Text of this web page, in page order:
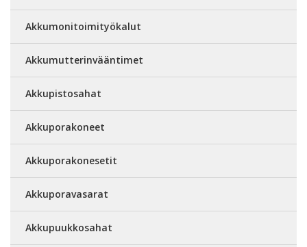
Akkumonitoimityökalut
Akkumutterinvääntimet
Akkupistosahat
Akkuporakoneet
Akkuporakonesetit
Akkuporavasarat
Akkupuukkosahat